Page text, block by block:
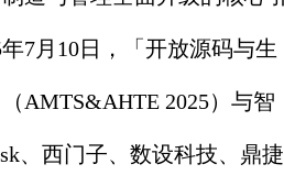
7月10日，「开放源码与生
AMTS&AHTE 2025）与智
、西门子、数设科技、鼎捷